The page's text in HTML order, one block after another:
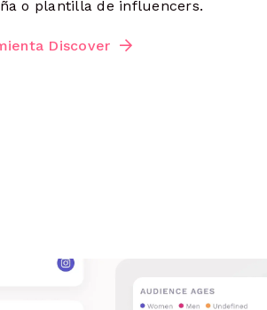
o plantilla de influencers.
Discover